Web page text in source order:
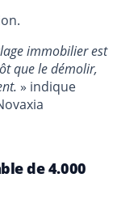
immobilier est
que le démolir,
» indique
de 4.000